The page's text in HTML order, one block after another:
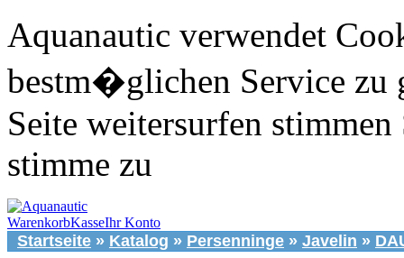
Aquanautic verwendet
bestm�glichen Service zu
Seite weitersurfen stimmen
stimme zu
WarenkorbKasseIhr Konto
Startseite » Katalog » Persenninge » Javelin »